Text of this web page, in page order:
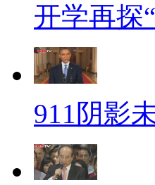
开学再探
911阴影